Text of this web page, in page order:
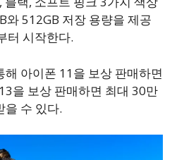
와 512GB 저장 용량을 제공
터 시작한다.
해 아이폰 11을 보상 판매하면
을 보상 판매하면 최대 30만
을 수 있다.